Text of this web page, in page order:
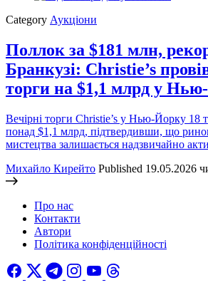
Category Аукціони
Поллок за $181 млн,
Бранкузі: Christie’s
торги на $1,1 млрд у
Вечірні торги Christie’s у Нью-Йорку 18
понад $1,1 млрд, підтвердивши, що
мистецтва залишається надзвичайно
Михайло Кирейто Published 19.05.2026
Про нас
Контакти
Автори
Політика конфіденційності